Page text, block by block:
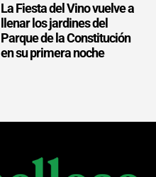
La Fiesta del Vino vuelve a
llenar los jardines del
Parque de la Constitución
en su primera noche